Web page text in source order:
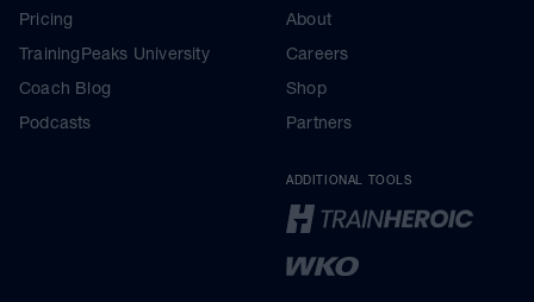
Pricing
TrainingPeaks University
Coach Blog
Podcasts
About
Careers
Shop
Partners
ADDITIONAL TOOLS